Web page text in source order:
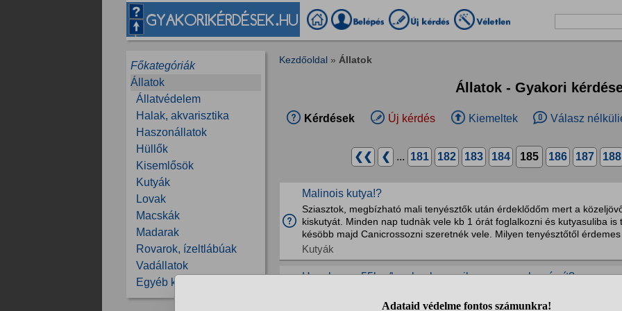
Főkategóriák
Állatok
Állatvédelem
Halak, akvarisztika
Haszonállatok
Hüllők
Kisemlősök
Kutyák
Lovak
Macskák
Madarak
Rovarok, ízeltlábúak
Vadállatok
Egyéb kérdések
Kezdőoldal » Állatok
Állatok - Gyakori
Kérdések Új kérdés Kiemeltek Válasz
❮❮ ❮ ... 181 182 183 184 185 186 187 188
Malinois kutya!?
Sziasztok, megbízható mali tenyésztők után érdeklődőm mert a
kiskutyát. Minden nap tudnàk vele kb 1 órát foglalkozni és kutyasuliba
késöbb majd Canicrossozni szeretnék vele. Milyen tenyésztőtől
Kutyák
Ha a lovam 55km/h val galoppozik az gyorsnak számít?